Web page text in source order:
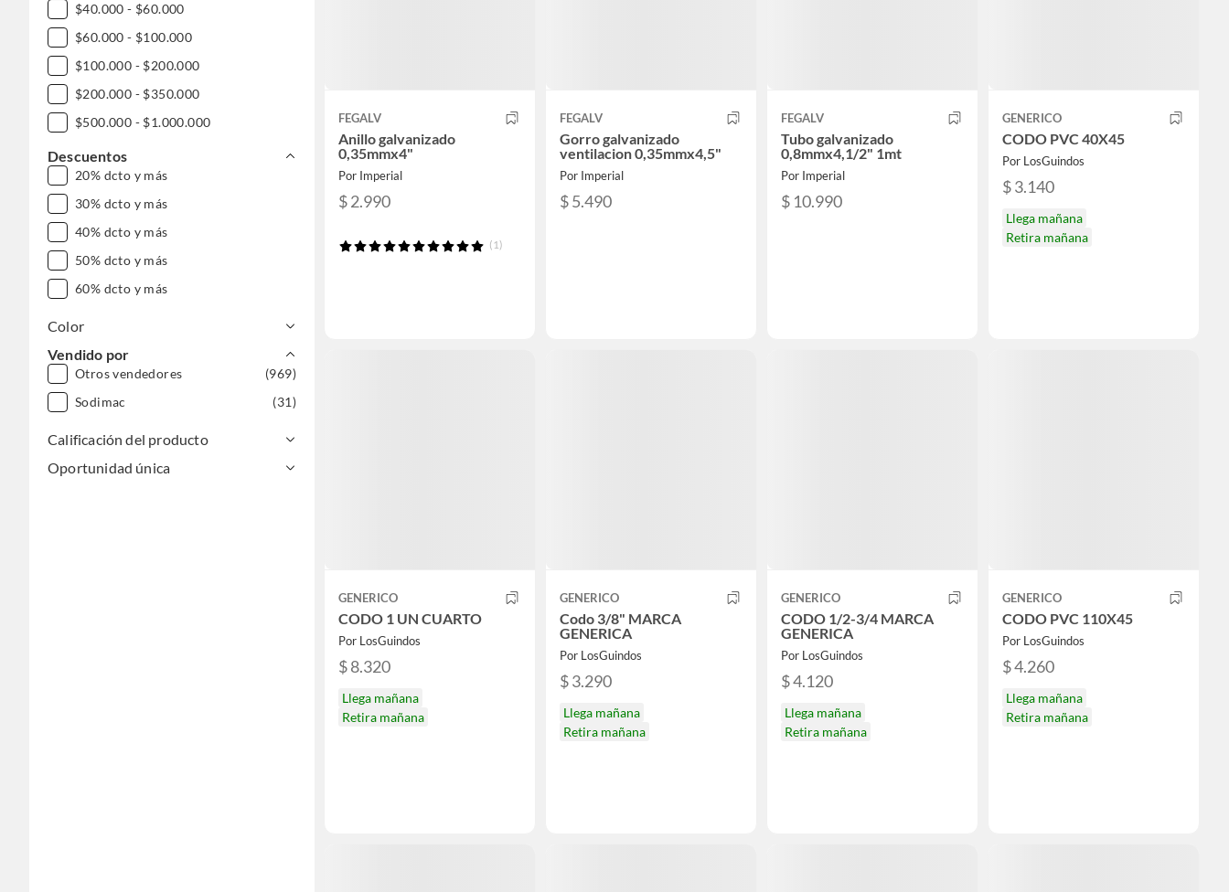
$40.000 - $60.000
$60.000 - $100.000
$100.000 - $200.000
$200.000 - $350.000
$500.000 - $1.000.000
DESDE $1.000.000
Descuentos
20% dcto y más
30% dcto y más
40% dcto y más
50% dcto y más
60% dcto y más
Color
Vendido por
Otros vendedores
(969)
Sodimac
(31)
Calificación del producto
Oportunidad única
FEGALV
Anillo galvanizado
0,35mmx4"
Por Imperial
$ 2.990
(1)
FEGALV
Gorro galvanizado
ventilacion 0,35mmx4,5"
Por Imperial
$ 5.490
FEGALV
Tubo galvanizado
0,8mmx4,1/2" 1mt
Por Imperial
$ 10.990
GENERICO
CODO PVC 40X45
Por LosGuindos
$ 3.140
Llega mañana
Retira mañana
GENERICO
CODO 1 UN CUARTO
Por LosGuindos
$ 8.320
Llega mañana
Retira mañana
GENERICO
Codo 3/8" MARCA
GENERICA
Por LosGuindos
$ 3.290
Llega mañana
Retira mañana
GENERICO
CODO 1/2-3/4 MARCA
GENERICA
Por LosGuindos
$ 4.120
Llega mañana
Retira mañana
GENERICO
CODO PVC 110X45
Por LosGuindos
$ 4.260
Llega mañana
Retira mañana